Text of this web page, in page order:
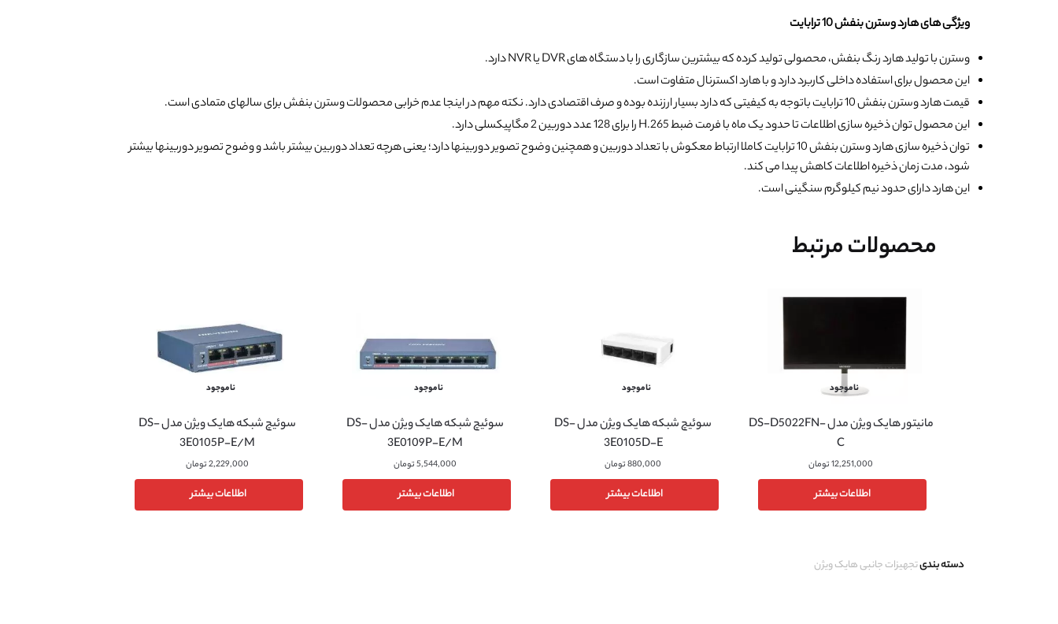
ویژگی های هارد وسترن بنفش 10 ترابایت
وسترن با تولید هارد رنگ بنفش، محصولی تولید کرده که بیشترین سازگاری را با دستگاه های DVR یا NVR دارد.
این محصول برای استفاده داخلی کاربرد دارد و با هارد اکسترنال متفاوت است.
قیمت هارد وسترن بنفش 10 ترابایت باتوجه به کیفیتی که دارد بسیار ارزنده بوده و صرف اقتصادی دارد. نکته مهم در اینجا عدم خرابی محصولات وسترن بنفش برای سالهای متمادی است.
این محصول توان ذخیره سازی اطلاعات تا حدود یک ماه با فرمت ضبط H.265 را برای 128 عدد دوربین 2 مگاپیکسلی دارد.
توان ذخیره سازی هارد وسترن بنفش 10 ترابایت کاملا ارتباط معکوش با تعداد دوربین و همچنین وضوح تصویر دوربینها دارد؛ یعنی هرچه تعداد دوربین بیشتر باشد و وضوح تصویر دوربینها بیشتر
شود، مدت زمان ذخیره اطلاعات کاهش پیدا می کند.
این هارد دارای حدود نیم کیلوگرم سنگینی است.
محصولات مرتبط
ناموجود
مانیتور هایک ویژن مدل DS-D5022FN-
C
12,251,000تومان
اطلاعات بیشتر
ناموجود
سوئیچ شبکه هایک ویژن مدل DS-
3E0105D-E
880,000تومان
اطلاعات بیشتر
ناموجود
سوئیچ شبکه هایک ویژن مدل DS-
3E0109P-E/M
5,544,000تومان
اطلاعات بیشتر
ناموجود
سوئیچ شبکه هایک ویژن مدل DS-
3E0105P-E/M
2,229,000تومان
اطلاعات بیشتر
دسته بندیتجهیزات جانبی هایک ویژن